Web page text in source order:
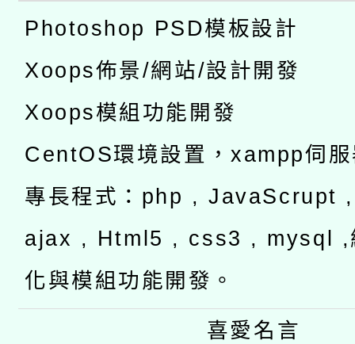
Photoshop PSD模板設計
Xoops佈景/網站/設計開發
Xoops模組功能開發
CentOS環境設置，xampp伺
專長程式：php , JavaScrupt
ajax , Html5 , css3 , mysql ,
化與模組功能開發。
喜愛名言